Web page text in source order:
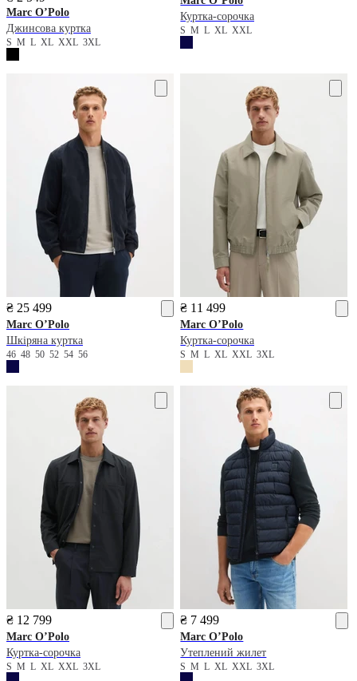
Marc O’Polo
Джинсова куртка
S M L XL XXL 3XL
Куртка-сорочка
SMLXLXXL
₴ 25 499
Marc O’Polo
Шкіряна куртка
46 48 50 52 54 56
₴ 11 499
Marc O’Polo
Куртка-сорочка
SMLXLXXL3XL
₴ 12 799
Marc O’Polo
Куртка-сорочка
S M L XL XXL 3XL
₴ 7 499
Marc O’Polo
Утеплений жилет
SMLXLXXL3XL